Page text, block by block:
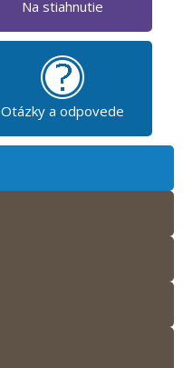
Na stiahnutie
Otázky a odpovede